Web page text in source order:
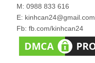
M: 0988 833 616
E: kinhcan24@gmail.com
Fb: fb.com/kinhcan24